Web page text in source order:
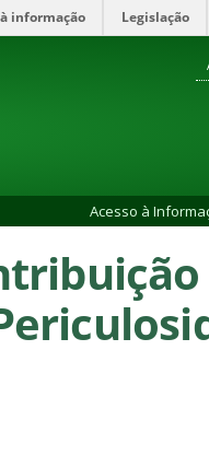
informação Legislação
Acesso à